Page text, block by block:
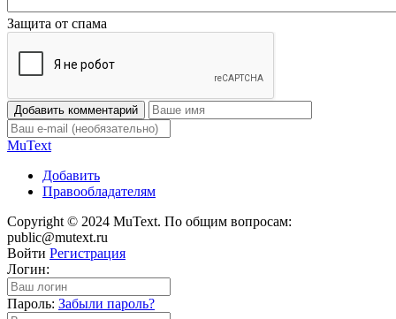
Защита от спама
Добавить комментарий
MuText
Добавить
Правообладателям
Copyright © 2024 MuText. По общим вопросам:
public@mutext.ru
Войти Регистрация
Логин:
Пароль: Забыли пароль?